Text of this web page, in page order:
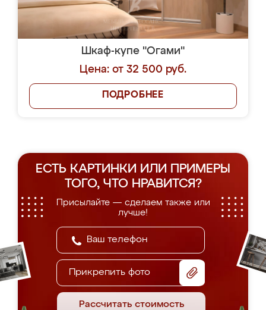
Шкаф-купе "Огами"
Цена: от 32 500 руб.
ПОДРОБНЕЕ
ЕСТЬ КАРТИНКИ ИЛИ ПРИМЕРЫ
ТОГО, ЧТО НРАВИТСЯ?
Присылайте — сделаем также или
лучше!
Прикрепить фото
Рассчитать стоимость